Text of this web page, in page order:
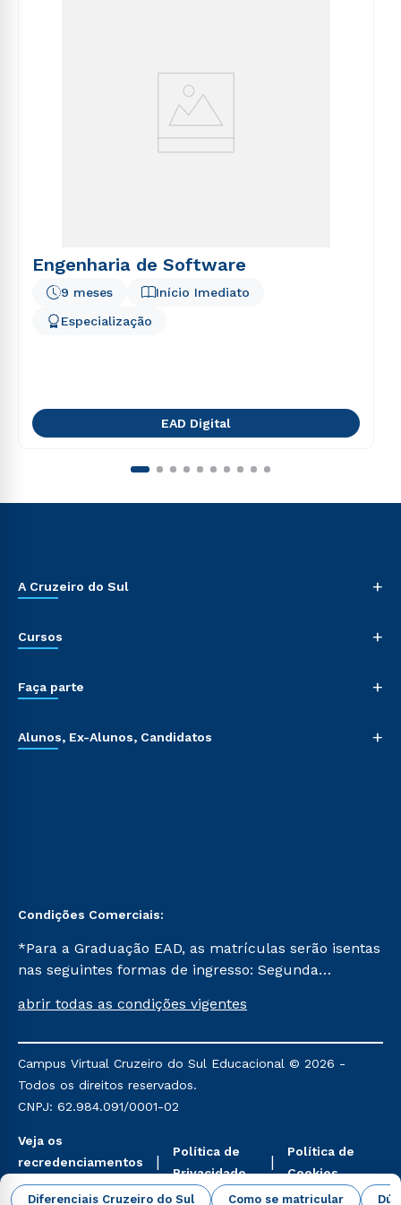
Diferenciais Cruzeiro do Sul Como se matricular
Engenharia de Software
Início Imediato
9 meses
Especialização
EAD Digital
A Cruzeiro do Sul +
Cursos +
Faça parte +
Alunos, Ex-Alunos, Candidatos +
Condições Comerciais:
*Para a Graduação EAD, as matrículas serão isentas
nas seguintes formas de ingresso: Segunda
Já para as demais, a taxa de matrícula será de R$
mencionadas são referentes aos cursos: Ensino
Religioso, Geografia para a Docência e Metodologia
do Ensino de História: Questões Atuais.
abrir todas as condições vigentes
Campus Virtual Cruzeiro do Sul Educacional © 2026 -
Todos os direitos reservados.
CNPJ: 62.984.091/0001-02
Veja os
recredenciamentos
aqui
Política de
Privacidade
Política de
Cookies